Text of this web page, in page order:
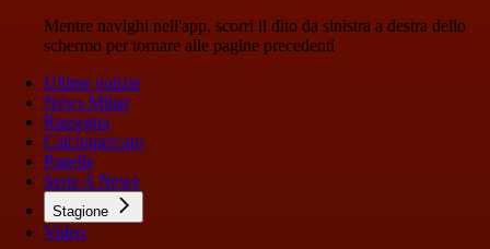
Mentre navighi nell'app, scorri il dito da sinistra a destra dello
schermo per tornare alle pagine precedenti
Ultime notizie
News Milan
Rassegna
Calciomercato
Pagelle
Serie A News
Stagione
Video